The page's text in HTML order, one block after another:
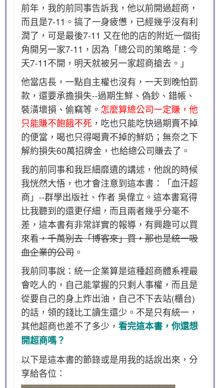
前年，我的前同事告訴我，他以前開過超商，
而且是7-11。搞了一身疲憊，已經幾乎沒有利
潤了，可是最後7-11 又在他的店的附近一個街
角開另一家7-11，因為「總公司的策略是：今
天7-11不開，明天就被另一家超商搶去。」
他當店長，一點自主權也沒有，一天到晚怕罰
款，還要承擔損失--過期生鮮、偽鈔、錯帳、
裝潢壞損、偷竊等。 怎麼算總公司一定賺，他
只能賺不飽餓不死 ，吃也只能吃快過期賣不掉
的便當，喝也只得喝賣不掉的鮮奶；無奈之下
解約損失60萬招牌金，也給總公司賺去了。
我的前同事和我巨細靡遺的講述，他說的時候
我恍然大悟，也才會注意到這本書：「血汗超
商」--群學出版社、作者 吳偉立。這本書寫得
比我聽到的還更仔細，而且兩者幾乎分毫不
差，這本書有非常詳實的報導，有興趣可以買
來看，千萬別去「博客來」買，那也是統一吸
血企業的公司。
我前同事說：統一企業算是這種超商體系裡最
會吃人的，自己能掌握的只剩人事權，而且是
從要自己的身上炸出油，自己不下去站(櫃台)
的話，領的錢比工讀生還少。不是只有統一，
其他超商也差不了多少，看完這本書，你還想
開超商嗎？
以下是這本書的節錄或是用我的話說出來，分
享給各位：